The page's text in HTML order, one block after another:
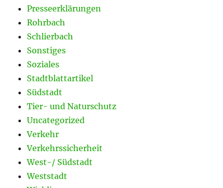
Presseerklärungen
Rohrbach
Schlierbach
Sonstiges
Soziales
Stadtblattartikel
Südstadt
Tier- und Naturschutz
Uncategorized
Verkehr
Verkehrssicherheit
West-/ Südstadt
Weststadt